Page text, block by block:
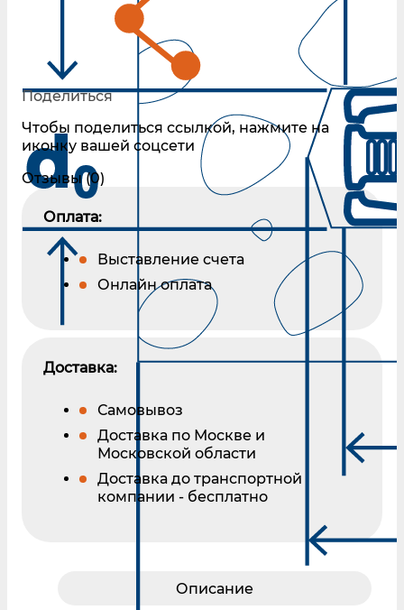
Поделиться
Чтобы поделиться ссылкой, нажмите на
иконку вашей соцсети
Отзывы (0)
Оплата:
Выставление счета
Онлайн оплата
Доставка:
Самовывоз
Доставка по Москве и
Московской области
Доставка до транспортной
компании - бесплатно
Описание